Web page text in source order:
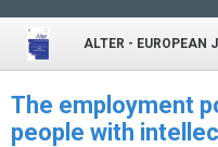
ALTER - EUROPEAN
The employment
people with